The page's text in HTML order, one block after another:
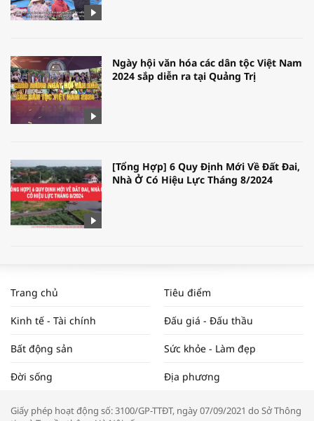
Ngày hội văn hóa các dân tộc Việt Nam
2024 sắp diễn ra tại Quảng Trị
[Tổng Hợp] 6 Quy Định Mới Về Đất Đai,
Nhà Ở Có Hiệu Lực Tháng 8/2024
NAM NĂM 2024 VÀ NĂM 2025 | NHỊP
ĐẬP THỊ TRƯỜNG #62
Tọa đàm “Xúc tiến thương mại: Khơi
Trang chủ Tiêu điểm
Kinh tế - Tài chính Đấu giá - Đấu thầu
Bất động sản Sức khỏe - Làm đẹp
Đời sống Địa phương
Giấy phép hoạt động số: 3100/GP-TTĐT, ngày 07/09/2021 do Sở Thông